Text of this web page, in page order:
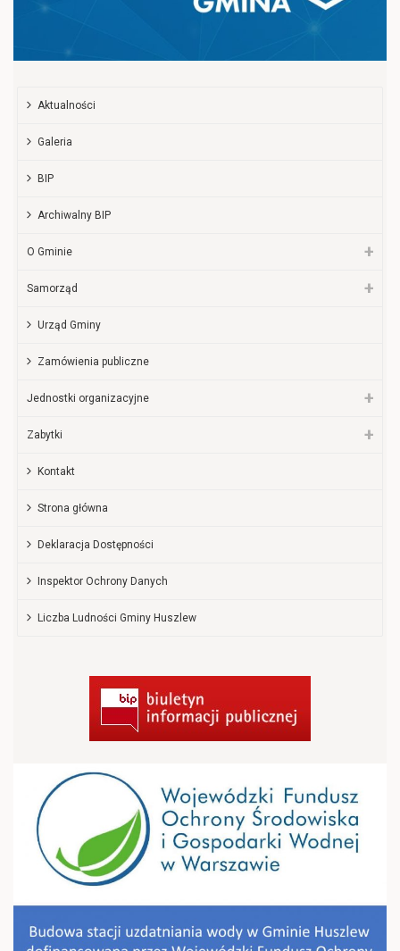
Aktualności
Galeria
BIP
Archiwalny BIP
O Gminie
Samorząd
Urząd Gminy
Zamówienia publiczne
Jednostki organizacyjne
Zabytki
Kontakt
Strona główna
Deklaracja Dostępności
Inspektor Ochrony Danych
Liczba Ludności Gminy Huszlew